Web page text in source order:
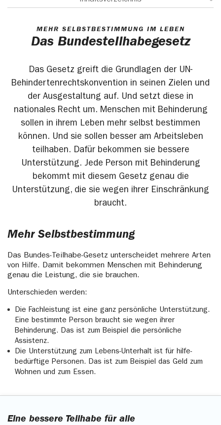
MEHR SELBSTBESTIMMUNG IM LEBEN
Das Bundesteilhabegesetz
Das Gesetz greift die Grundlagen der UN-
Behindertenrechtskonvention in seinen Zielen und
der Ausgestaltung auf. Und setzt diese in
nationales Recht um. Menschen mit Behinderung
sollen in ihrem Leben mehr selbst bestimmen
können. Und sie sollen besser am Arbeitsleben
teilhaben. Dafür bekommen sie bessere
Unterstützung. Jede Person mit Behinderung
bekommt mit diesem Gesetz genau die
Unterstützung, die sie wegen ihrer Einschränkung
braucht.
Mehr Selbstbestimmung
Das Bundes-Teilhabe-Gesetz unterscheidet mehrere Arten
von Hilfe. Damit bekommen Menschen mit Behinderung
genau die Leistung, die sie brauchen.
Unterschieden werden:
Die Fachleistung ist eine ganz persönliche Unterstützung.
Eine bestimmte Person braucht sie wegen ihrer
Behinderung. Das ist zum Beispiel die persönliche
Assistenz.
Die Unterstützung zum Lebens-Unterhalt ist für hilfe-
bedürftige Personen. Das ist zum Beispiel das Geld zum
Wohnen und zum Essen.
Eine bessere Teilhabe für alle